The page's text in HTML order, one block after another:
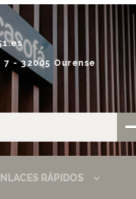
7 - 32005 Ourense
RÁPIDOS